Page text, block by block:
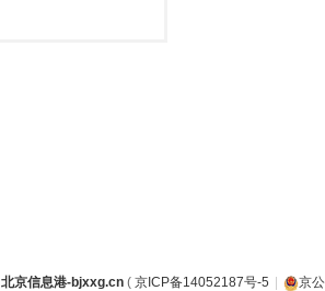
北京信息港-bjxxg.cn ( 京ICP备14052187号-5 | 京